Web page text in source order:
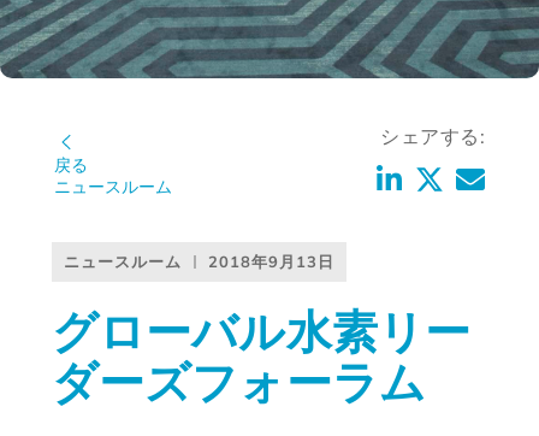
戻る
ニュースルーム
シェアする:
ニュースルーム 2018年9月13日
グローバル水素リー
ダーズフォーラム